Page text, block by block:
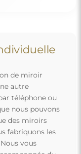
sécurisé
– nous nous
vous avez
vos mains, et ce,
de notre
formé, c’est
le miroir arrivera
Même si vous
pouvez